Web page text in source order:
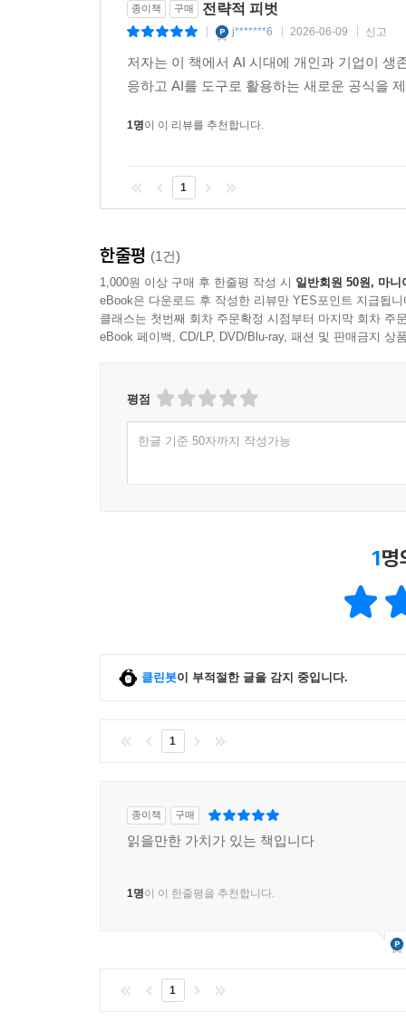
종이책 구매 전략적 피벗
j*******6 2026-06-09 신고
저자는 이 책에서 AI 시대에 개인과 기업이 생
응하고 AI를 도구로 활용하는 새로운 공식을
1명이 이 리뷰를 추천합니다.
1
한줄평 (1건)
1,000원 이상 구매 후 한줄평 작성 시 일반회원 50원, 마니
eBook은 다운로드 후 작성한 리뷰만 YES포인트 지급됩니
클래스는 첫번째 회차 주문확정 시점부터 마지막 회차 주
eBook 페이백, CD/LP, DVD/Blu-ray, 패션 및 판매금지 상
평점
한글 기준 50자까지 작성가능
1명
클린봇이 부적절한 글을 감지 중입니다.
1
종이책 구매
읽을만한 가치가 있는 책입니다
1명이 이 한줄평을 추천합니다.
1